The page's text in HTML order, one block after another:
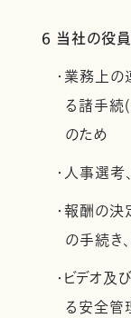
6 当社の役
・業務上
る諸手続
のため
・人事選
・報酬の
の手続き
・ビデオ及
る安全管